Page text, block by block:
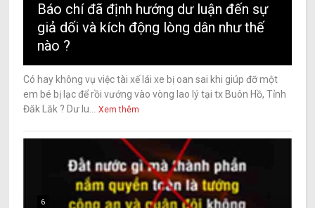
Báo chí đã định hướng dư luận đến sự
giả dối và kích động lòng dân như thế
nào ?
Có hay không vụ việc tài xế lái xe bị oan sai khi giúp đỡ một
em bé bị lạc để rồi vướng vào vòng lao lý tại tx Buôn Hồ, Tỉnh
Đăk Lăk ? Dư lu...
Xem thêm
6